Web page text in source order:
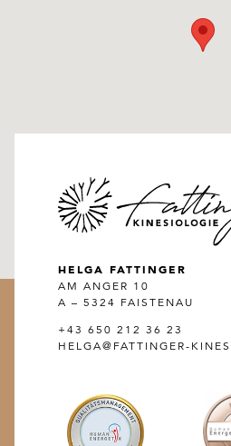
HELGA FATTINGER
AM ANGER 10
A – 5324 FAISTENAU
+43 650 212 36 23
HELGA@FATTINGER-